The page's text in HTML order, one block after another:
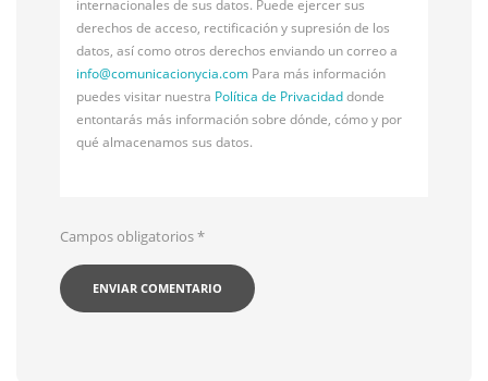
internacionales de sus datos. Puede ejercer sus
derechos de acceso, rectificación y supresión de los
datos, así como otros derechos enviando un correo a
info@comunicacionycia.com Para más información
puedes visitar nuestra Política de Privacidaddonde
entontarás más información sobre dónde, cómo y por
qué almacenamos sus datos.
Campos obligatorios*